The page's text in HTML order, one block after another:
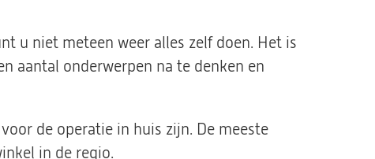
u niet meteen weer alles zelf doen. Het is
aantal onderwerpen na te denken en
de operatie in huis zijn. De meeste
in de regio.